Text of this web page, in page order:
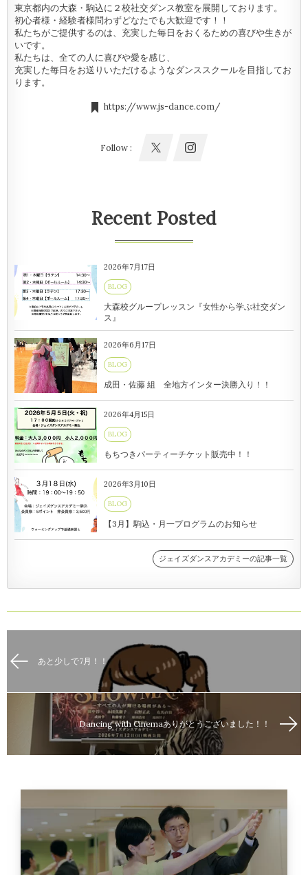
東京都内の大森・駒込に２校社交ダンス教室を展開しております。
初心者様・経験者様問わずどなたでも大歓迎です！！
私たちがご提供するのは、充実した毎日をおくるための喜びや生きが
いです。
私たちは、全ての人に喜びや愛を感じ、
充実した毎日をお送りいただけるようなダンススクールを目指してお
ります。
https://www.js-dance.com/
Follow :
Recent Posted
2026年7月17日
BLOG
大森校グループレッスン『女性から学ぶ社交ダン
ス』
2026年6月17日
BLOG
成田・佐藤 組 全地方インター決勝入り！！
2026年4月15日
BLOG
もちつきパーティーチケット販売中！！
2026年3月10日
BLOG
【3月】駒込・月一プログラムのお知らせ
ジェイズダンスアカデミーの記事一覧
あと少しで7月！！
Dancing with Cinemaありがとうございました！！